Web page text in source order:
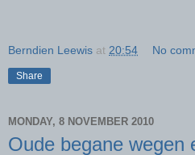
Berndien Leewis at 20:54 No
Share
MONDAY, 8 NOVEMBER 2010
Oude begane wegen